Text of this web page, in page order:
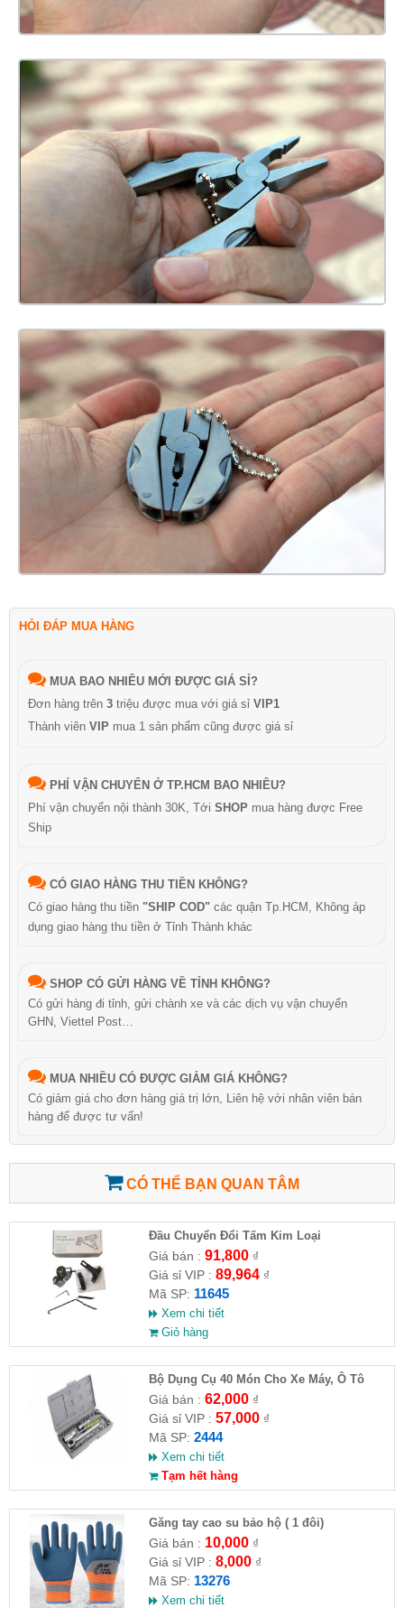
HỎI ĐÁP MUA HÀNG
MUA BAO NHIÊU MỚI ĐƯỢC GIÁ SỈ?
Đơn hàng trên 3 triệu được mua với giá sỉ VIP1
Thành viên VIP mua 1 sản phẩm cũng được giá sỉ
PHÍ VẬN CHUYỂN Ở TP.HCM BAO NHIÊU?
Phí vận chuyển nội thành 30K, Tới SHOP mua hàng được Free
Ship
CÓ GIAO HÀNG THU TIỀN KHÔNG?
Có giao hàng thu tiền "SHIP COD" các quận Tp.HCM, Không áp
dụng giao hàng thu tiền ở Tỉnh Thành khác
SHOP CÓ GỬI HÀNG VỀ TỈNH KHÔNG?
Có gửi hàng đi tỉnh, gửi chành xe và các dịch vụ vận chuyển
GHN, Viettel Post…
MUA NHIỀU CÓ ĐƯỢC GIẢM GIÁ KHÔNG?
Có giảm giá cho đơn hàng giá trị lớn, Liên hệ với nhân viên bán
hàng để được tư vấn!
CÓ THỂ BẠN QUAN TÂM
Đầu Chuyển Đổi Tấm Kim Loại
Giá bán : 91,800₫
Giá sỉ VIP : 89,964₫
Mã SP: 11645
Xem chi tiết
Giỏ hàng
Bộ Dụng Cụ 40 Món Cho Xe Máy, Ô Tô
Giá bán : 62,000₫
Giá sỉ VIP : 57,000₫
Mã SP: 2444
Xem chi tiết
Tạm hết hàng
Găng tay cao su bảo hộ ( 1 đôi)
Giá bán : 10,000₫
Giá sỉ VIP : 8,000₫
Mã SP: 13276
Xem chi tiết